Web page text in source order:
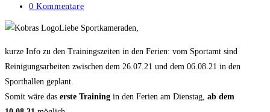
Kategorie:
Beitrags-
0 Kommentare
Liebe Sportkameraden,
kurze Info zu den Trainingszeiten in den Ferien: vom Sportamt sind
Reinigungsarbeiten zwischen dem 26.07.21 und dem 06.08.21 in den
Sporthallen geplant.
Somit wäre das erste Training in den Ferien am Dienstag, ab dem